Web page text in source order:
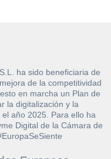
ha sido beneficiaria de
de la competitividad
en marcha un Plan de
la digitalización y la
año 2025. Para ello ha
Digital de la Cámara de